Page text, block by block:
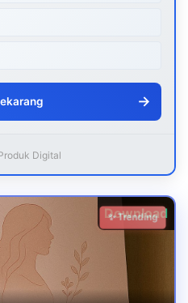
→
Digital
Download
✨ Trending